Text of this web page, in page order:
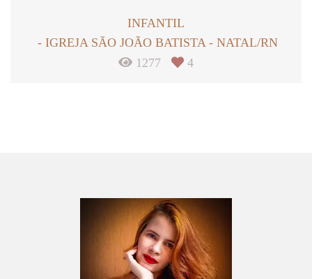
INFANTIL
IGREJA SÃO JOÃO BATISTA - NATAL/RN
1277
4